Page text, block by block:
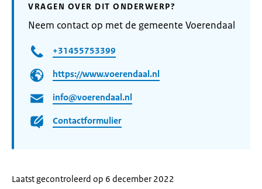
VRAGEN OVER DIT ONDERWERP?
Neem contact op met de gemeente Voerendaal
+31455753399
https://www.voerendaal.nl
info@voerendaal.nl
Contactformulier
Laatst gecontroleerd op 6 december 2022